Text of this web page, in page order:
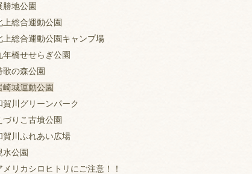
勝地公園
上総合運動公園
上総合運動公園キャンプ場
年橋せせらぎ公園
歌の森公園
崎城運動公園
賀川グリーンパーク
づりこ古墳公園
賀川ふれあい広場
水公園
メリカシロヒトリにご注意！！